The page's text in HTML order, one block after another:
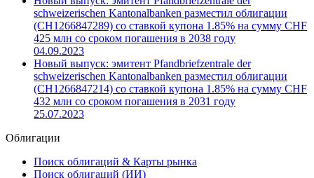
schweizerischen Kantonalbanken разместил облигации
(CH1266847289) со ставкой купона 1.85% на сумму CHF
425 млн со сроком погашения в 2038 году
04.09.2023
Новый выпуск: эмитент Pfandbriefzentrale der
schweizerischen Kantonalbanken разместил облигации
(CH1266847214) со ставкой купона 1.85% на сумму CHF
432 млн со сроком погашения в 2031 году
25.07.2023
Облигации
Поиск облигаций & Карты рынка
Поиск облигаций (ИИ)